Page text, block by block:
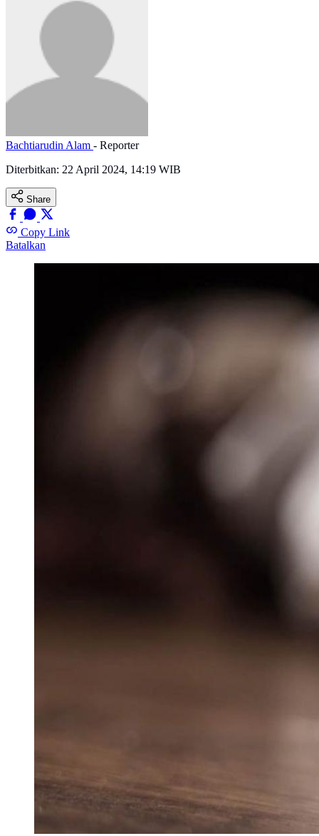
Bachtiarudin Alam - Reporter
Diterbitkan: 22 April 2024, 14:19 WIB
Share
Copy Link
Batalkan